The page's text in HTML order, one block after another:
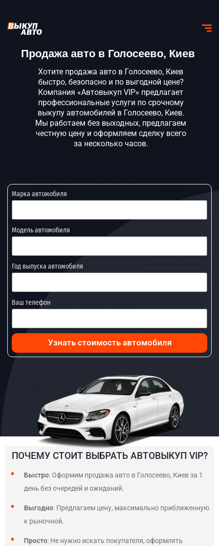
Продажа авто в Голосеево, Киев
Хотите продажа авто в Голосеево, Киев
быстро, безопасно и по выгодной цене?
Компания «Автовыкуп VIP» предлагает
профессиональные услуги по срочному
выкупу автомобилей в Голосеево, Киев.
Мы работаем без выходных, предлагаем
честную цену и оформляем сделку всего
за несколько часов.
Марка автомобиля
Модель автомобиля
Год выпуска автомобиля
Ваш телефон
Узнать стоимость автомобиля
ПОЧЕМУ СТОИТ ВЫБРАТЬ АВТОВЫКУП VIP?
Быстро: Оформим продажа авто в Голосеево, Киев за 1
день без очередей и ожиданий.
Выгодно: Предлагаем цену, максимально приближенную
к рыночной.
Просто: Не нужно искать покупателя, оформлять